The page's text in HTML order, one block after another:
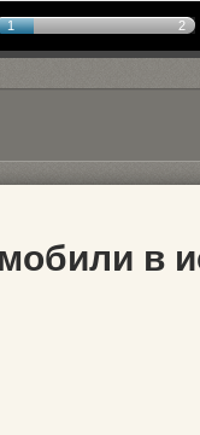
1 2
в